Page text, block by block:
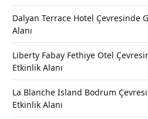
Dalyan Terrace Hotel Çevresinde
Alanı
Liberty Fabay Fethiye Otel
Etkinlik Alanı
La Blanche Island Bodrum
Etkinlik Alanı